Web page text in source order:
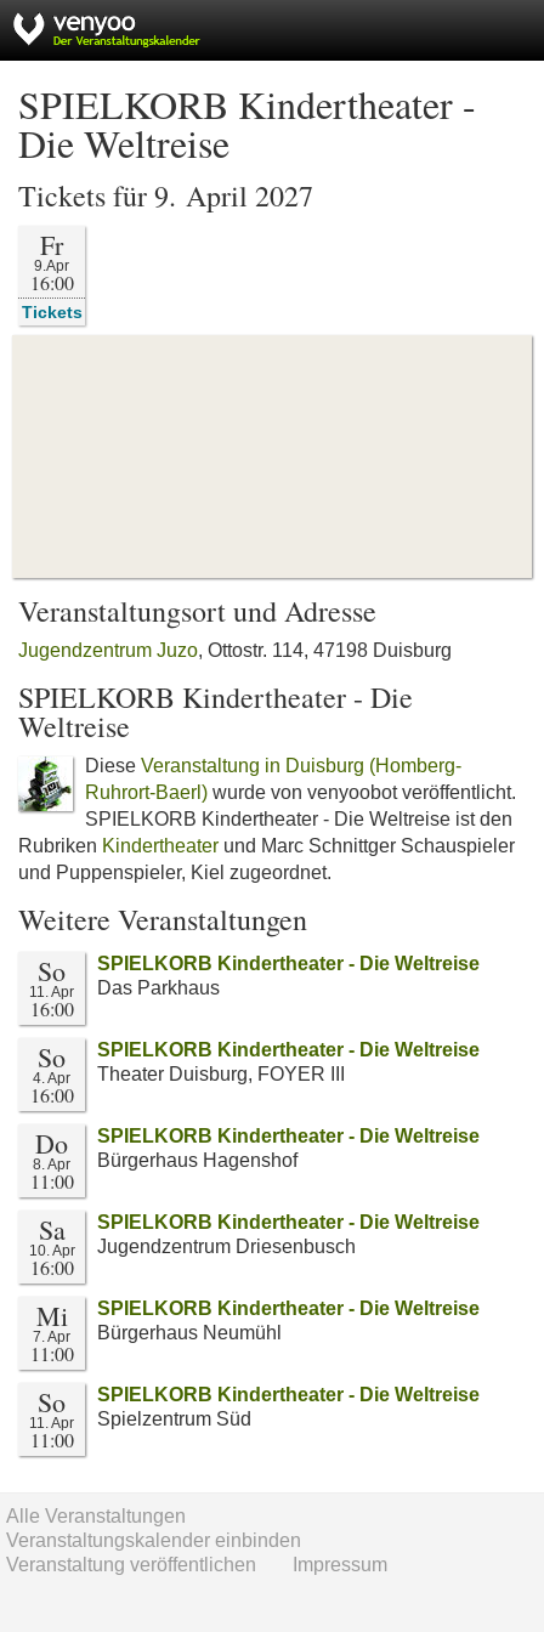
SPIELKORB Kindertheater -
Die Weltreise
Tickets für 9. April 2027
Fr
9.Apr
16:00
Tickets
Veranstaltungsort und Adresse
Jugendzentrum Juzo, Ottostr. 114, 47198 Duisburg
SPIELKORB Kindertheater - Die
Weltreise
Diese Veranstaltung in Duisburg (Homberg-
Ruhrort-Baerl) wurde von venyoobot veröffentlicht.
SPIELKORB Kindertheater - Die Weltreise ist den
Rubriken Kindertheater und Marc Schnittger Schauspieler
und Puppenspieler, Kiel zugeordnet.
Weitere Veranstaltungen
So
11. Apr
16:00
SPIELKORB Kindertheater - Die Weltreise
Das Parkhaus
So
4. Apr
16:00
SPIELKORB Kindertheater - Die Weltreise
Theater Duisburg, FOYER III
Do
8. Apr
11:00
SPIELKORB Kindertheater - Die Weltreise
Bürgerhaus Hagenshof
Sa
10. Apr
16:00
SPIELKORB Kindertheater - Die Weltreise
Jugendzentrum Driesenbusch
Mi
7. Apr
11:00
SPIELKORB Kindertheater - Die Weltreise
Bürgerhaus Neumühl
So
11. Apr
11:00
SPIELKORB Kindertheater - Die Weltreise
Spielzentrum Süd
Alle Veranstaltungen
Veranstaltungskalender einbinden
Veranstaltung veröffentlichen
Impressum